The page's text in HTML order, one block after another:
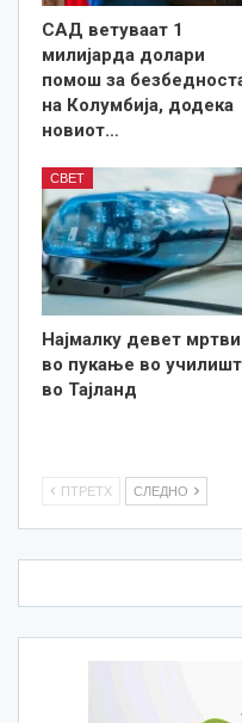
САД ветуваат 1
милијарда долари
помош за
на Колумбија, додека
новиот…
СВЕТ
Најмалку девет мртви
во пукање во
во Тајланд
ПТРЕТХ СЛЕДНО